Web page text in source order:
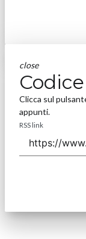
close
Clicca sul
appunti.
RSS link